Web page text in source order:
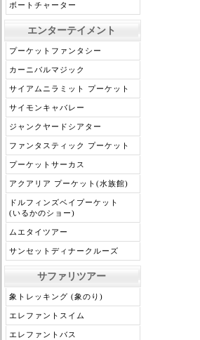
ボートチャーター
エンターテイメント
プーケットファンタシー
カーニバルマジック
サイアムニラミット プーケット
サイモンキャバレー
ジャンクヤードシアター
ファンタスティック プーケット
プーケットサーカス
アクアリア プーケット(水族館)
ドルフィンズベイプーケット
(いるかのショー)
ムエタイツアー
サンセットディナークルーズ
サファリツアー
象トレッキング (象のり)
エレファントスイム
エレファントバス